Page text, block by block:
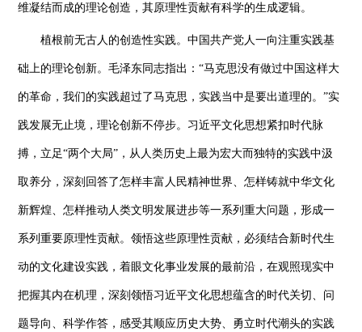
维凝结而成的理论创造，其原理性贡献有科学的生成逻辑。
植根前无古人的创造性实践。中国共产党人一向注重实践基
础上的理论创新。毛泽东同志指出：“马克思没有做过中国这样大
的革命，我们的实践超过了马克思，实践当中是要出道理的。”实
践发展无止境，理论创新不停步。习近平文化思想紧扣时代脉
搏，立足“两个大局”，从人类历史上最为宏大而独特的实践中汲
取养分，深刻回答了怎样丰富人民精神世界、怎样铸就中华文化
新辉煌、怎样推动人类文明发展进步等一系列重大问题，形成一
系列重要原理性贡献。领悟这些原理性贡献，必须结合新时代生
动的文化建设实践，着眼文化事业发展的最前沿，在观照现实中
把握其内在机理，深刻领悟习近平文化思想蕴含的时代关切、问
题导向、科学作答，感受其顺应历史大势、勇立时代潮头的实践